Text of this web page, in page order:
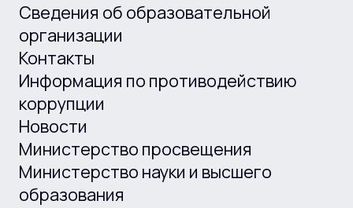
Сведения об образовательной
организации
Контакты
Информация по противодействию
коррупции
Новости
Министерство просвещения
Министерство науки и высшего
образования